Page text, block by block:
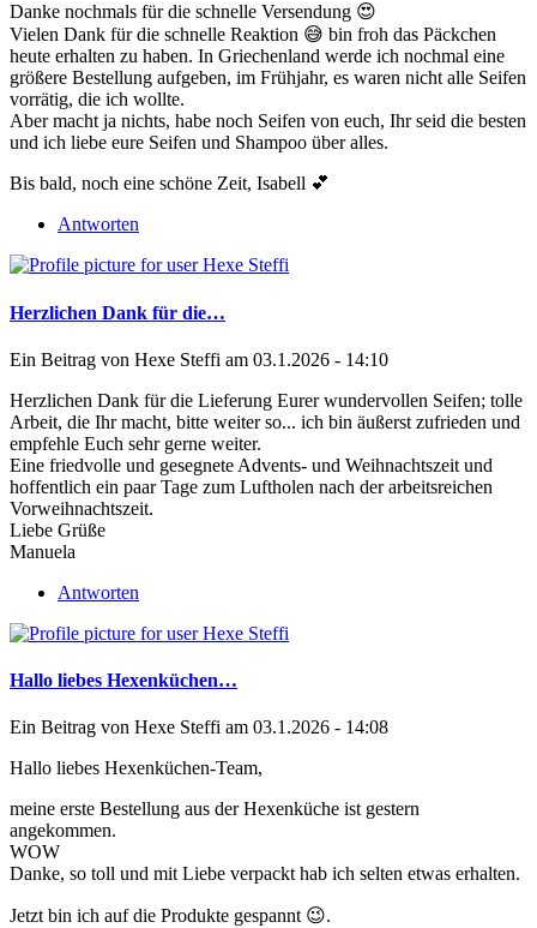
Danke nochmals für die schnelle Versendung 😍
Vielen Dank für die schnelle Reaktion 😅 bin froh das Päckchen
heute erhalten zu haben. In Griechenland werde ich nochmal eine
größere Bestellung aufgeben, im Frühjahr, es waren nicht alle Seifen
vorrätig, die ich wollte.
Aber macht ja nichts, habe noch Seifen von euch, Ihr seid die besten
und ich liebe eure Seifen und Shampoo über alles.
Bis bald, noch eine schöne Zeit, Isabell 💕
Antworten
Herzlichen Dank für die…
Ein Beitrag von Hexe Steffi am 03.1.2026 - 14:10
Herzlichen Dank für die Lieferung Eurer wundervollen Seifen; tolle
Arbeit, die Ihr macht, bitte weiter so... ich bin äußerst zufrieden und
empfehle Euch sehr gerne weiter.
Eine friedvolle und gesegnete Advents- und Weihnachtszeit und
hoffentlich ein paar Tage zum Luftholen nach der arbeitsreichen
Vorweihnachtszeit.
Liebe Grüße
Manuela
Antworten
Hallo liebes Hexenküchen…
Ein Beitrag von Hexe Steffi am 03.1.2026 - 14:08
Hallo liebes Hexenküchen-Team,
meine erste Bestellung aus der Hexenküche ist gestern
angekommen.
WOW
Danke, so toll und mit Liebe verpackt hab ich selten etwas erhalten.
Jetzt bin ich auf die Produkte gespannt 😉.